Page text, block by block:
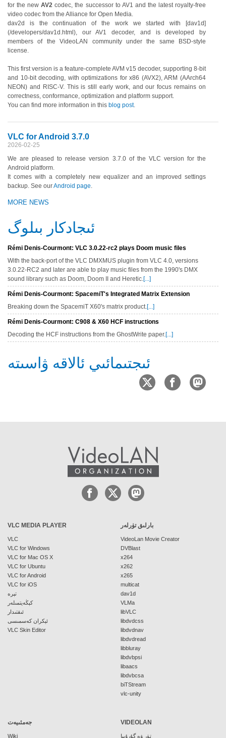
for the newAV2 codec, the successor to AV1 and the latest royalty-free
video codec from the Alliance for Open Media.
dav2d is the continuation of the work we started with [dav1d]
(/developers/dav1d.html), our AV1 decoder, and is developed by
members of the VideoLAN community under the same BSD-style
license.
This first version is a feature-complete AVM v15 decoder, supporting 8-bit
and 10-bit decoding, with optimizations for x86 (AVX2), ARM (AArch64
NEON) and RISC-V. This is still early work, and our focus remains on
correctness, conformance, optimization and platform support.
You can find more information in this blog post.
VLC for Android 3.7.0
2026-02-25
We are pleased to release version 3.7.0 of the VLC version for the
Android platform.
It comes with a completely new equalizer and an improved settings
backup. See ourAndroid page.
MORE NEWS
ئىجادكار بىلوگ
Rémi Denis-Courmont: VLC 3.0.22-rc2 plays Doom music files
With the back-port of the VLC DMXMUS plugin from VLC 4.0, versions
3.0.22-RC2 and later are able to play music files from the 1990's DMX
sound library such as Doom, Doom II and Heretic.[...]
Rémi Denis-Courmont: SpacemiT's Integrated Matrix Extension
Breaking down the SpacemiT X60's matrix product.[...]
Rémi Denis-Courmont: C908 & X60 HCF instructions
Decoding the HCF instructions from the GhostWrite paper.[...]
ئىجتىمائىي ئالاقە ۋاسىتە
VLC MEDIA PLAYER
VLC
VLC for Windows
VLC for Mac OS X
VLC for Ubuntu
VLC for Android
VLC for iOS
تېرە
كېڭەيتمىلەر
ئىقتىدار
ئېكران كەسمىسى
VLC Skin Editor
بارلىق تۈرلەر
VideoLan Movie Creator
DVBlast
x264
x262
x265
multicat
dav1d
VLMa
libVLC
libdvdcss
libdvdnav
libdvdread
libbluray
libdvbpsi
libaacs
libdvbcsa
biTStream
vlc-unity
جەمئىيەت
Wiki
VIDEOLAN
تۈر ۋە گۇرۇپپا